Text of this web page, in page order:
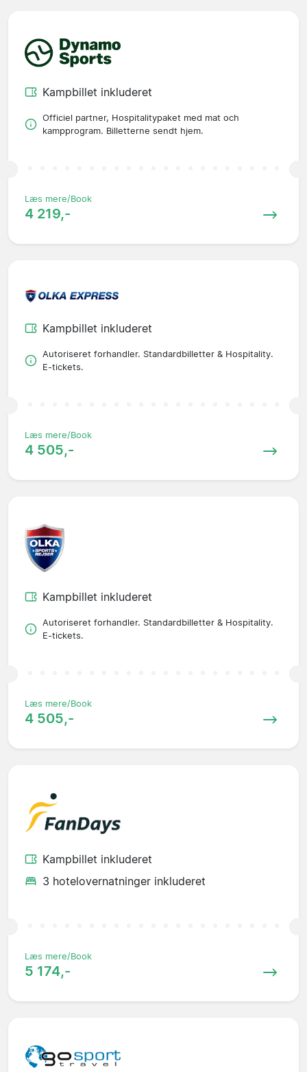
Kampbillet inkluderet
Officiel partner, Hospitalitypaket med mat och
kampprogram. Billetterne sendt hjem.
Læs mere/Book
4 219,-
Kampbillet inkluderet
Autoriseret forhandler. Standardbilletter & Hospitality.
E-tickets.
Læs mere/Book
4 505,-
Kampbillet inkluderet
Autoriseret forhandler. Standardbilletter & Hospitality.
E-tickets.
Læs mere/Book
4 505,-
Kampbillet inkluderet
3 hotelovernatninger inkluderet
Læs mere/Book
5 174,-